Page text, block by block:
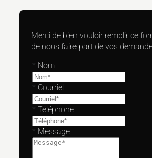
Merci de bien vouloir remplir ce
de nous faire part de vos
* Nom
* Courriel
*Téléphone
* Message